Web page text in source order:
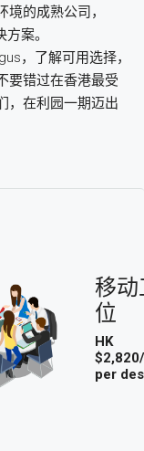
的成熟公司，
案。
，了解可用选择，
要错过在香港最受
，在利园一期迈出
移动
位
HK
per